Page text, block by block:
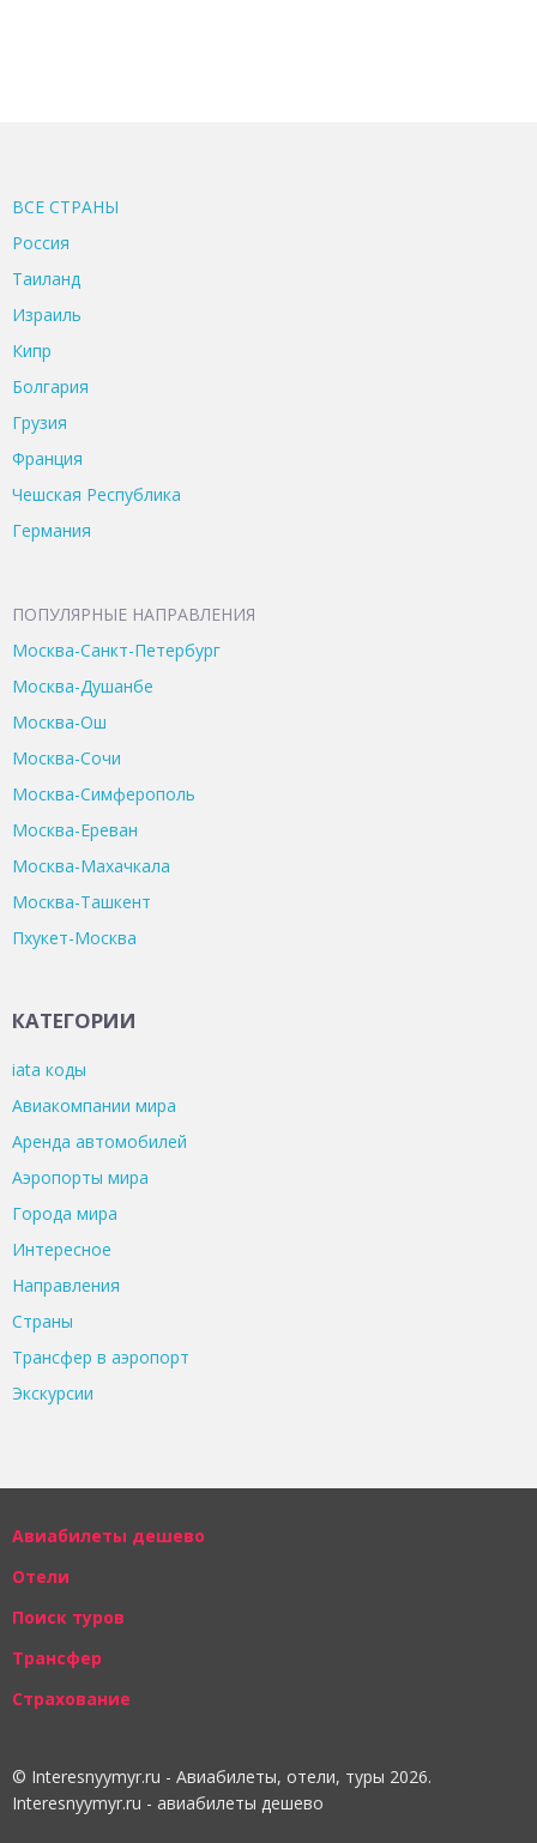
ВСЕ CТРАНЫ
Россия
Таиланд
Израиль
Кипр
Болгария
Грузия
Франция
Чешская Республика
Германия
ПОПУЛЯРНЫЕ НАПРАВЛЕНИЯ
Москва-Санкт-Петербург
Москва-Душанбе
Москва-Ош
Москва-Сочи
Москва-Симферополь
Москва-Ереван
Москва-Махачкала
Москва-Ташкент
Пхукет-Москва
КАТЕГОРИИ
iata коды
Авиакомпании мира
Аренда автомобилей
Аэропорты мира
Города мира
Интересное
Направления
Страны
Трансфер в аэропорт
Экскурсии
Авиабилеты дешево
Отели
Поиск туров
Трансфер
Страхование
© Interesnyymyr.ru - Авиабилеты, отели, туры 2026.
Interesnyymyr.ru - авиабилеты дешево